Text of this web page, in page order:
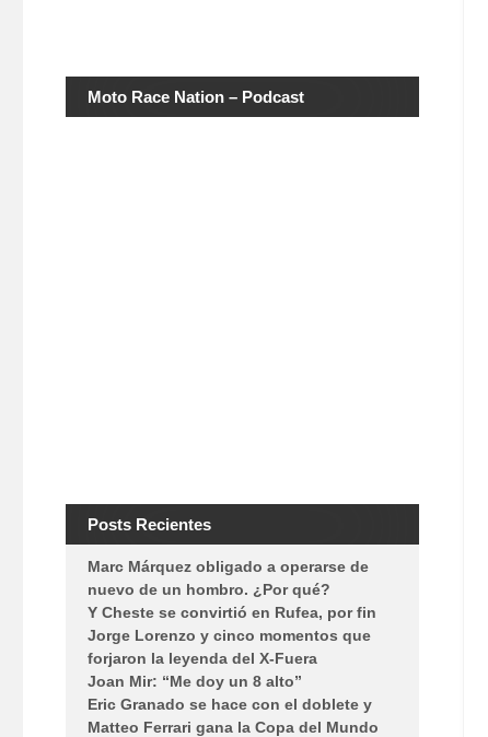
Moto Race Nation – Podcast
Posts Recientes
Marc Márquez obligado a operarse de
nuevo de un hombro. ¿Por qué?
Y Cheste se convirtió en Rufea, por fin
Jorge Lorenzo y cinco momentos que
forjaron la leyenda del X-Fuera
Joan Mir: “Me doy un 8 alto”
Eric Granado se hace con el doblete y
Matteo Ferrari gana la Copa del Mundo